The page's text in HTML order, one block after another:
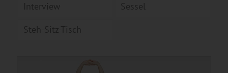
Interview
Sessel
Steh-Sitz-Tisch